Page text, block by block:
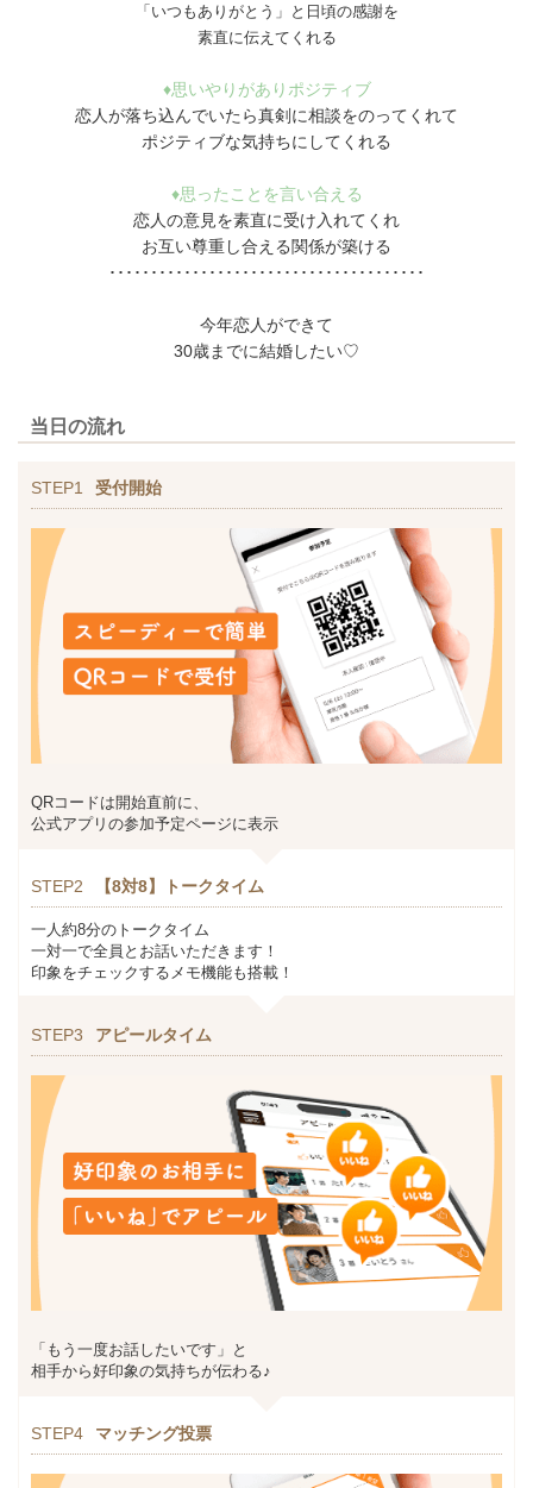
「いつもありがとう」と日頃の感謝を
素直に伝えてくれる
♦思いやりがありポジティブ
恋人が落ち込んでいたら真剣に相談をのってくれて
ポジティブな気持ちにしてくれる
♦思ったことを言い合える
恋人の意見を素直に受け入れてくれ
お互い尊重し合える関係が築ける
･･････････････････････････････････････
今年恋人ができて
30歳までに結婚したい♡
当日の流れ
STEP1 受付開始
QRコードは開始直前に、
公式アプリの参加予定ページに表示
STEP2 【8対8】トークタイム
一人約8分のトークタイム
一対一で全員とお話いただきます！
印象をチェックするメモ機能も搭載！
STEP3 アピールタイム
「もう一度お話したいです」と
相手から好印象の気持ちが伝わる♪
STEP4 マッチング投票